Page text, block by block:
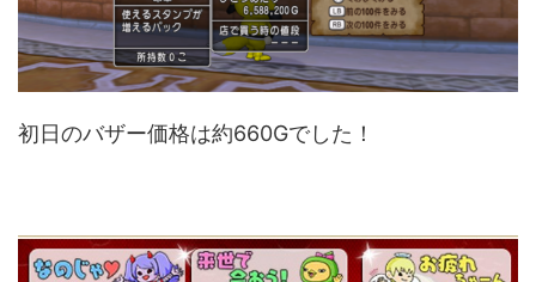
初日のバザー価格は約660Gでした！